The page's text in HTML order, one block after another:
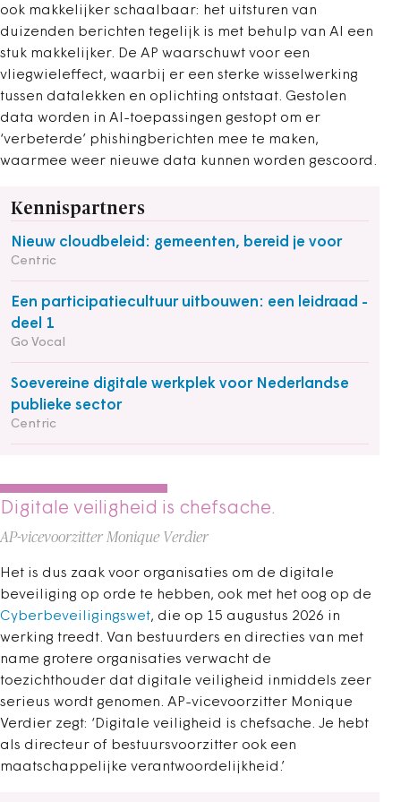
ook makkelijker schaalbaar: het uitsturen van
duizenden berichten tegelijk is met behulp van AI een
stuk makkelijker. De AP waarschuwt voor een
vliegwieleffect, waarbij er een sterke wisselwerking
tussen datalekken en oplichting ontstaat. Gestolen
data worden in AI-toepassingen gestopt om er
‘verbeterde’ phishingberichten mee te maken,
waarmee weer nieuwe data kunnen worden gescoord.
Kennispartners
Nieuw cloudbeleid: gemeenten, bereid je voor
Centric
Een participatiecultuur uitbouwen: een leidraad -
deel 1
Go Vocal
Soevereine digitale werkplek voor Nederlandse
publieke sector
Centric
Digitale veiligheid is chefsache.
AP-vicevoorzitter Monique Verdier
Het is dus zaak voor organisaties om de digitale
beveiliging op orde te hebben, ook met het oog op de
Cyberbeveiligingswet, die op 15 augustus 2026 in
werking treedt. Van bestuurders en directies van met
name grotere organisaties verwacht de
toezichthouder dat digitale veiligheid inmiddels zeer
serieus wordt genomen. AP-vicevoorzitter Monique
Verdier zegt: ‘Digitale veiligheid is chefsache. Je hebt
als directeur of bestuursvoorzitter ook een
maatschappelijke verantwoordelijkheid.’